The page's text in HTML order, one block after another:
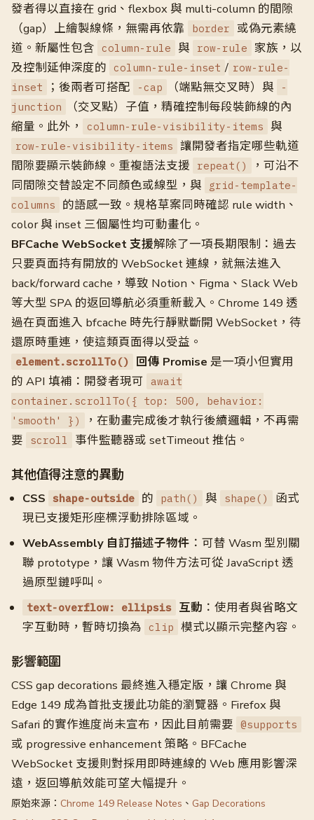
發者得以直接在 grid、flexbox 與 multi-column 的間隙
（gap）上繪製線條，無需再依靠
border
或偽元素繞
道。新屬性包含
column-rule 與 row-rule 家族，以
及控制延伸深度的
column-rule-inset / row-rule-
inset
；後兩者可搭配 -cap （端點無交叉時）與
-
junction
（交叉點）子值，精確控制每段裝飾線的內
縮量。此外，
column-rule-visibility-items 與
row-rule-visibility-items 讓開發者指定哪些軌道
間隙要顯示裝飾線。重複語法支援
repeat()
，可沿不
同間隙交替設定不同顏色或線型，與
grid-template-
columns
的語感一致。規格草案同時確認 rule width、
color 與 inset 三個屬性均可動畫化。
BFCache WebSocket 支援解除了一項長期限制：過去
只要頁面持有開放的 WebSocket 連線，就無法進入
back/forward cache，導致 Notion、Figma、Slack Web
等大型 SPA 的返回導航必須重新載入。Chrome 149 透
過在頁面進入 bfcache 時先行靜默斷開 WebSocket，待
還原時重連，使這類頁面得以受益。
element.scrollTo() 回傳 Promise 是一項小但實用
的 API 填補：開發者現可 await
container.scrollTo({ top: 500, behavior:
'smooth' })
，在動畫完成後才執行後續邏輯，不再需
要
scroll 事件監聽器或 setTimeout 推估。
其他值得注意的異動
CSS shape-outside 的 path() 與 shape()
函式
現已支援矩形座標浮動排除區域。
WebAssembly 自訂描述子物件 ：可替 Wasm 型別關
聯 prototype，讓 Wasm 物件方法可從 JavaScript 透
過原型鏈呼叫。
text-overflow: ellipsis 互動 ：使用者與省略文
字互動時，暫時切換為
clip 模式以顯示完整內容。
影響範圍
CSS gap decorations 最終進入穩定版，讓 Chrome 與
Edge 149 成為首批支援此功能的瀏覽器。Firefox 與
Safari 的實作進度尚未宣布，因此目前需要 @supports
或 progressive enhancement 策略。BFCache
WebSocket 支援則對採用即時連線的 Web 應用影響深
遠，返回導航效能可望大幅提升。
原始來源： Chrome 149 Release Notes 、 Gap Decorations